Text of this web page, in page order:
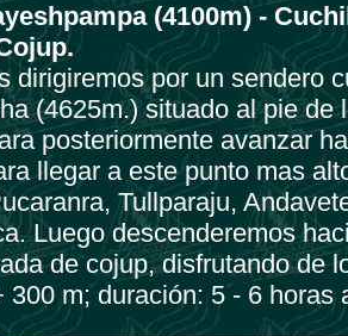
(4100m) -
dirigiremos por un sendero
(4625m.) situado al pie
posteriormente avanzar
llegar a este punto mas
Tullparaju,
Luego descenderemos
de cojup, disfrutando de
300 m; duración: 5 - 6 horas